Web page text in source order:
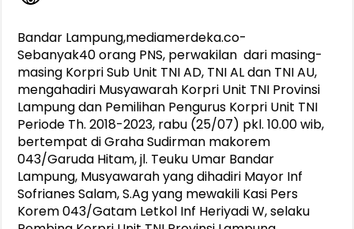
Bandar Lampung,mediamerdeka.co-
Sebanyak40 orang PNS, perwakilan dari masing-
masing Korpri Sub Unit TNI AD, TNI AL dan TNI AU,
mengahadiri Musyawarah Korpri Unit TNI Provinsi
Lampung dan Pemilihan Pengurus Korpri Unit TNI
Periode Th. 2018-2023, rabu (25/07) pkl. 10.00 wib,
bertempat di Graha Sudirman makorem
043/Garuda Hitam, jl. Teuku Umar Bandar
Lampung, Musyawarah yang dihadiri Mayor Inf
Sofrianes Salam, S.Ag yang mewakili Kasi Pers
Korem 043/Gatam Letkol Inf Heriyadi W, selaku